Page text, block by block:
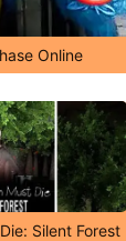
Online
Silent Forest